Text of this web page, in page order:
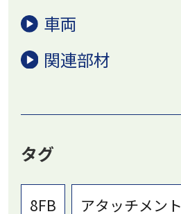
車両
関連部材
タグ
8FB アタッチメント